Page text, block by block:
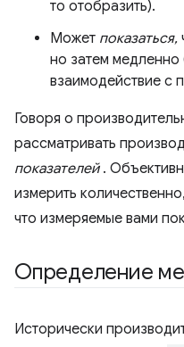
то отобразить).
Может показаться,
но затем
взаимодействие с
Говоря о
рассматривать
показателей.
измерить
что измеряемые вами
Определение
Исторически